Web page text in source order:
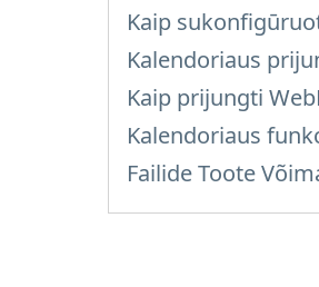
Kaip
Kalendoriaus
Kaip prijungti
Kalendoriaus
Failide Toote